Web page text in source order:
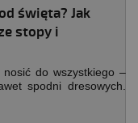
święta? Jak
stopy i
do wszystkiego –
spodni dresowych.